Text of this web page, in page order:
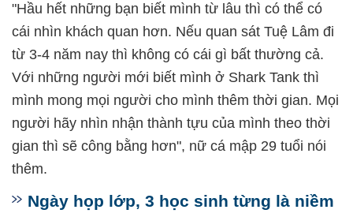
"Hầu hết những bạn biết mình từ lâu thì có thể có
cái nhìn khách quan hơn. Nếu quan sát Tuệ Lâm đi
từ 3-4 năm nay thì không có cái gì bất thường cả.
Với những người mới biết mình ở Shark Tank thì
mình mong mọi người cho mình thêm thời gian. Mọi
người hãy nhìn nhận thành tựu của mình theo thời
gian thì sẽ công bằng hơn", nữ cá mập 29 tuổi nói
thêm.
Ngày họp lớp, 3 học sinh từng là niềm